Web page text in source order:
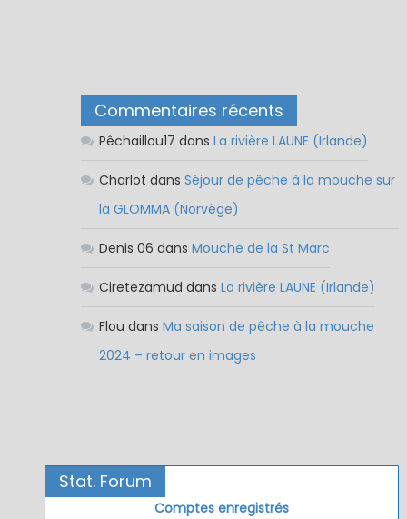
Commentaires récents
Pêchaillou17 dans La rivière LAUNE (Irlande)
Charlot dans Séjour de pêche à la mouche sur
la GLOMMA (Norvège)
Denis 06 dans Mouche de la St Marc
Ciretezamud dans La rivière LAUNE (Irlande)
Flou dans Ma saison de pêche à la mouche
2024 – retour en images
Stat. Forum
Comptes enregistrés